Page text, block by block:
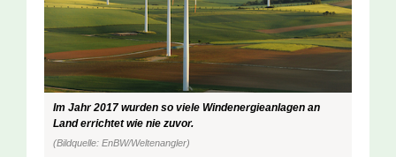
Im Jahr 2017 wurden so viele Windenergieanlagen an
Land errichtet wie nie zuvor.
(Bildquelle: EnBW/Weltenangler)